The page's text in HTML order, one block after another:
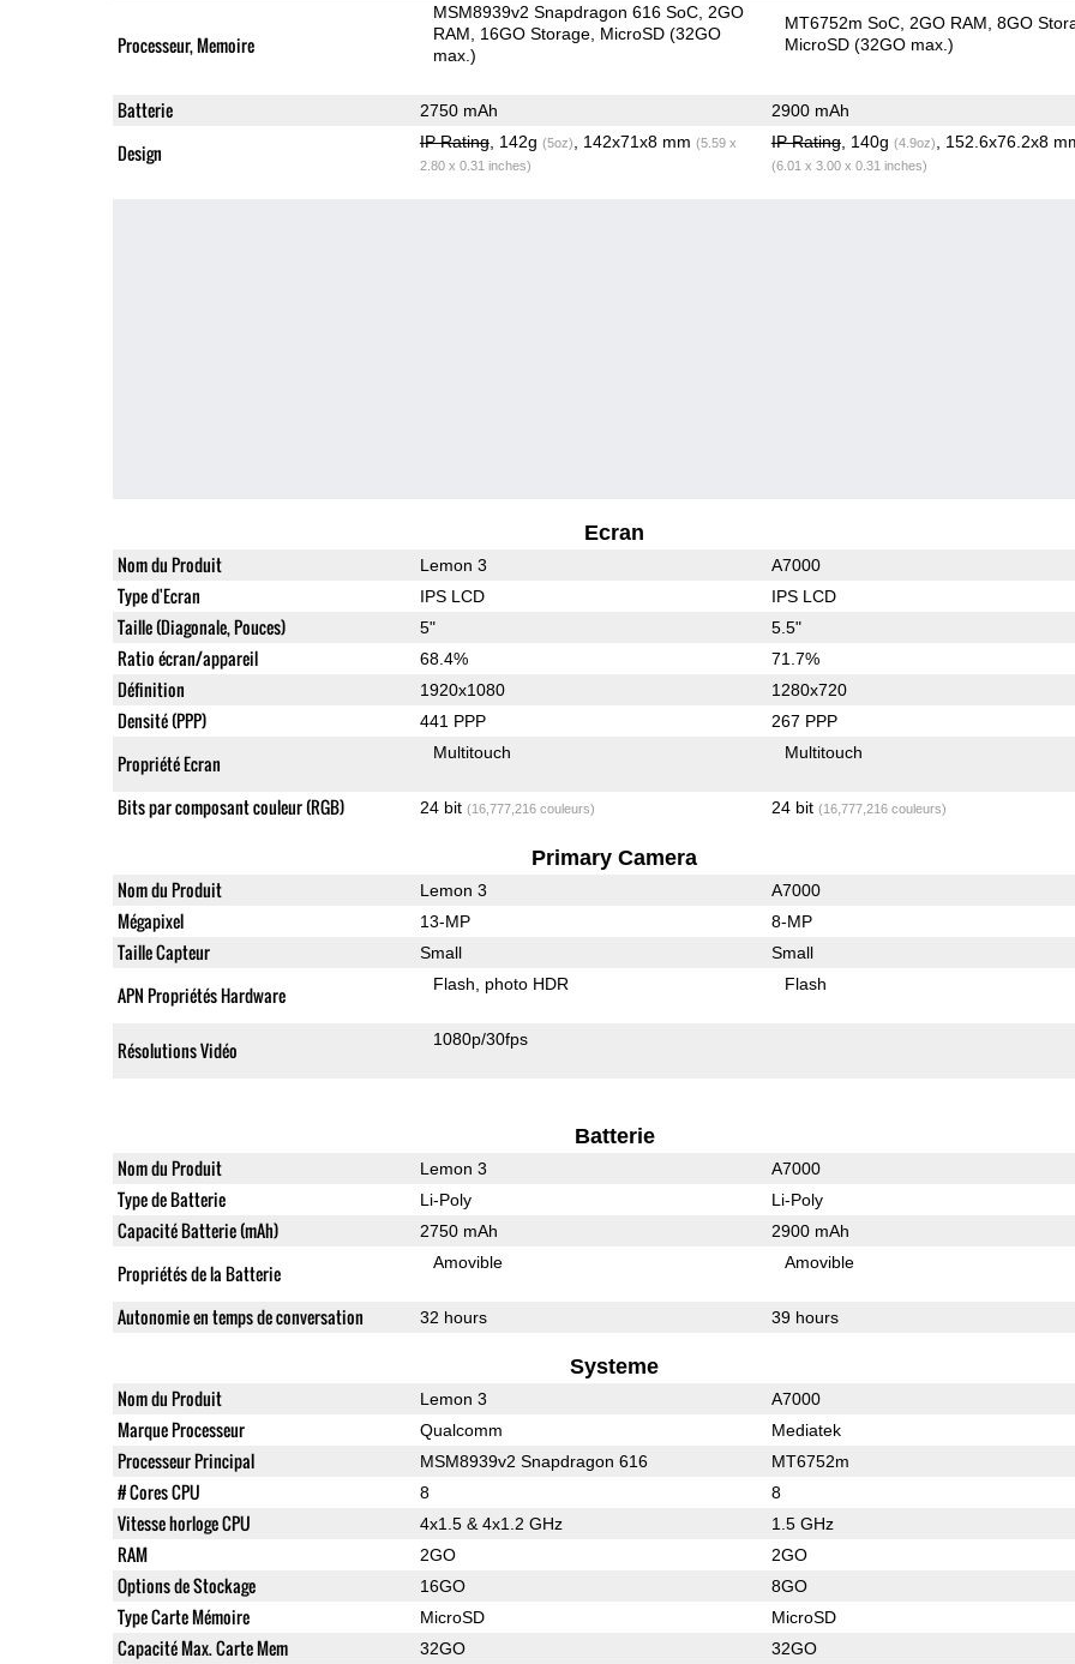
Processeur, Memoire
MSM8939v2 Snapdragon 616 SoC 2GO
RAM
16GO Storage MicroSD (32GO
max.)
MT6752m SoC 2GO RAM 8GO
MicroSD (32GO max.)
Batterie 2750 mAh 2900 mAh
Design IP Rating, 142g (5oz) , 142x71x8 mm (5.59 x
2.80 x 0.31 inches)
IP Rating, 140g (4.9oz) , 152.6x76.2x8
(6.01 x 3.00 x 0.31 inches)
Ecran
Nom du Produit Lemon 3 A7000
Type d'Ecran IPS LCD IPS LCD
Taille (Diagonale, Pouces) 5" 5.5"
Ratio écran/appareil 68.4% 71.7%
Définition 1920x1080 1280x720
Densité (PPP) 441 PPP 267 PPP
Propriété Ecran Multitouch Multitouch
Bits par composant couleur (RGB) 24 bit (16,777,216 couleurs) 24 bit (16,777,216 couleurs)
Primary Camera
Nom du Produit Lemon 3 A7000
Mégapixel 13-MP 8-MP
Taille Capteur Small Small
APN Propriétés Hardware Flash photo HDR Flash
Résolutions Vidéo 1080p/30fps
Batterie
Nom du Produit Lemon 3 A7000
Type de Batterie Li-Poly Li-Poly
Capacité Batterie (mAh) 2750 mAh 2900 mAh
Propriétés de la Batterie Amovible Amovible
Autonomie en temps de conversation 32 hours 39 hours
Systeme
Nom du Produit Lemon 3 A7000
Marque Processeur Qualcomm Mediatek
Processeur Principal MSM8939v2 Snapdragon 616 MT6752m
# Cores CPU 8 8
Vitesse horloge CPU 4x1.5 & 4x1.2 GHz 1.5 GHz
RAM 2GO 2GO
Options de Stockage 16GO 8GO
Type Carte Mémoire MicroSD MicroSD
Capacité Max. Carte Mem 32GO 32GO